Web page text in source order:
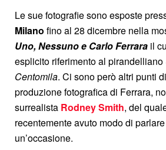
Le sue fotografie sono esposte
Milano fino al 28 dicembre nella
Uno, Nessuno e Carlo Ferrara il
esplicito riferimento al pirandelliano
Centomila. Ci sono però altri punti
produzione fotografica di Ferrara,
surrealista Rodney Smith, del
recentemente avuto modo di
un’occasione.